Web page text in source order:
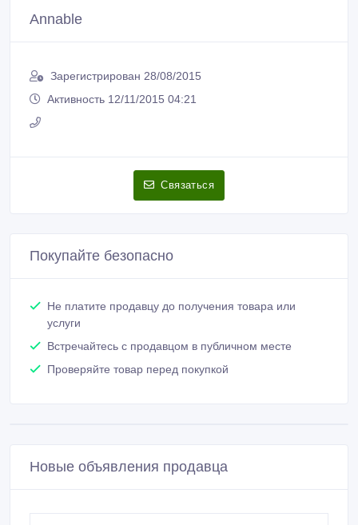
Annable
Зарегистрирован 28/08/2015
Активность 12/11/2015 04:21
Связаться
Покупайте безопасно
Не платите продавцу до получения товара или
услуги
Встречайтесь с продавцом в публичном месте
Проверяйте товар перед покупкой
Новые объявления продавца